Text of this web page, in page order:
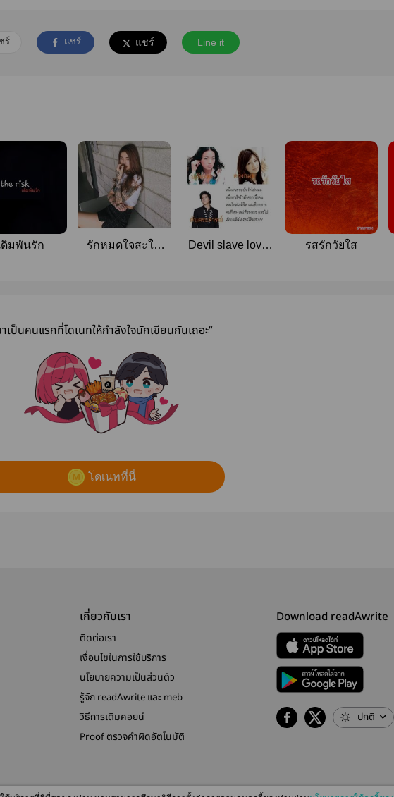
ร์ แชร์ แชร์ Line it
ดิมพันรัก
รักหมดใจสะใภ้
Devil slave love
รสรักวัยใส
เป็นคนแรกที่โดเนทให้กำลังใจนักเขียนกันเถอะ”
โดเนทที่นี่
เกี่ยวกับเรา
ติดต่อเรา
เงื่อนไขในการใช้บริการ
นโยบายความเป็นส่วนตัว
รู้จัก readAwrite และ meb
วิธีการเติมคอยน์
Proof ตรวจคำผิดอัตโนมัติ
Download readAwrite
ปกติ
by MEB Corporation Public Company Limited